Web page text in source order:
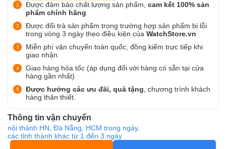
Được đảm bảo chất lượng sản phẩm, cam kết 100% sản
phẩm chính hãng
Được đổi trả sản phẩm trong trường hợp sản phẩm bị lỗi
trong vòng 3 ngày theo điều kiện của WatchStore.vn
Miễn phí vận chuyển toàn quốc, đồng kiểm trực tiếp khi
giao nhận.
Giao hàng hỏa tốc (áp dụng đối với hàng có sẵn tại cửa
hàng gần nhất)
Được hưởng các ưu đãi, quà tặng , chương trình khách
hàng thân thiết.
Thông tin vận chuyển
nội thành HN, Đà Nẵng, HCM trong ngày,
các tỉnh thành khác từ 1 đến 3 ngày